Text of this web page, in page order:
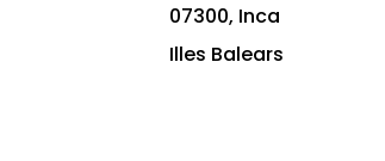
07300, Inca
Illes Balears